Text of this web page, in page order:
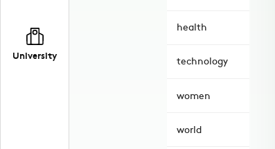
University
health
technology
women
world